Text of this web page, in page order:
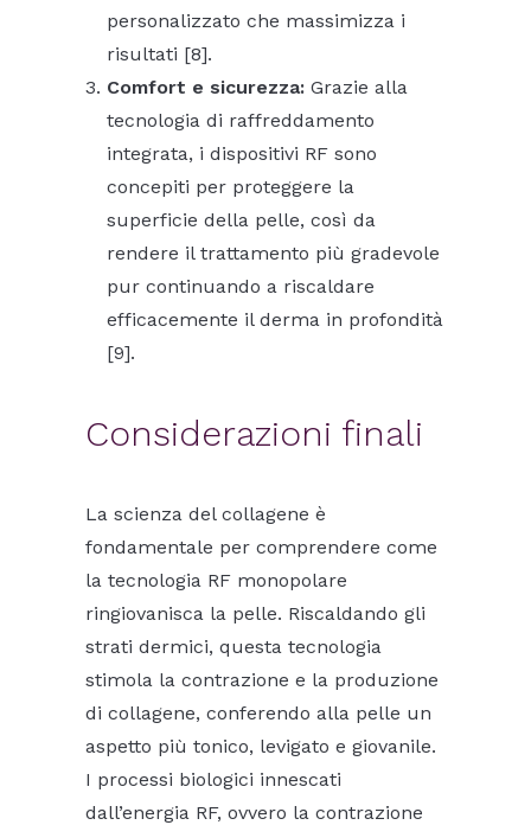
personalizzato che massimizza i
risultati [8].
Comfort e sicurezza: Grazie alla
tecnologia di raffreddamento
integrata, i dispositivi RF sono
concepiti per proteggere la
superficie della pelle, così da
rendere il trattamento più gradevole
pur continuando a riscaldare
efficacemente il derma in profondità
[9].
Considerazioni finali
La scienza del collagene è
fondamentale per comprendere come
la tecnologia RF monopolare
ringiovanisca la pelle. Riscaldando gli
strati dermici, questa tecnologia
stimola la contrazione e la produzione
di collagene, conferendo alla pelle un
aspetto più tonico, levigato e giovanile.
I processi biologici innescati
dall’energia RF, ovvero la contrazione